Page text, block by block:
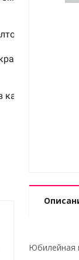
Юбилейная